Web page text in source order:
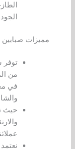
مميزات
من
في
حيث